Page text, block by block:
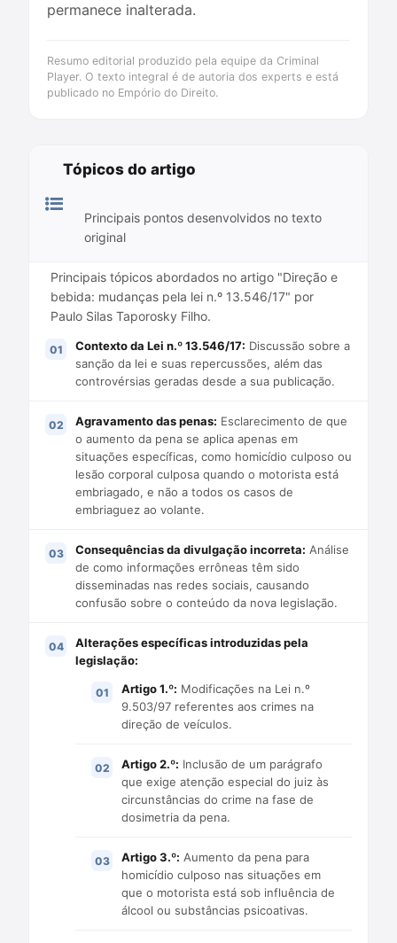
permanece inalterada.
Resumo editorial produzido pela equipe da Criminal
Player. O texto integral é de autoria dos experts e está
publicado no Empório do Direito.
Tópicos do artigo
Principais pontos desenvolvidos no texto
original
Principais tópicos abordados no artigo "Direção e
bebida: mudanças pela lei n.º 13.546/17" por
Paulo Silas Taporosky Filho.
Contexto da Lei n.º 13.546/17: Discussão sobre a
sanção da lei e suas repercussões, além das
controvérsias geradas desde a sua publicação.
Agravamento das penas: Esclarecimento de que
o aumento da pena se aplica apenas em
situações específicas, como homicídio culposo ou
lesão corporal culposa quando o motorista está
embriagado, e não a todos os casos de
embriaguez ao volante.
Consequências da divulgação incorreta: Análise
de como informações errôneas têm sido
disseminadas nas redes sociais, causando
confusão sobre o conteúdo da nova legislação.
Alterações específicas introduzidas pela
legislação:
Artigo 1.º: Modificações na Lei n.º
9.503/97 referentes aos crimes na
direção de veículos.
Artigo 2.º: Inclusão de um parágrafo
que exige atenção especial do juiz às
circunstâncias do crime na fase de
dosimetria da pena.
Artigo 3.º: Aumento da pena para
homicídio culposo nas situações em
que o motorista está sob influência de
álcool ou substâncias psicoativas.